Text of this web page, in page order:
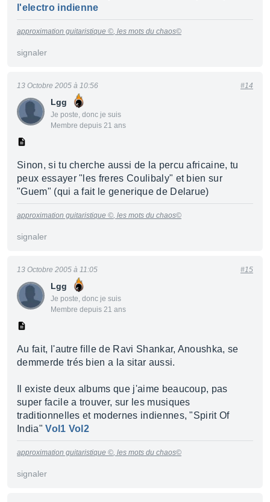
l'electro indienne
approximation guitaristique ©, les mots du chaos©
signaler
Lgg
Je poste, donc je suis
Membre depuis 21 ans
13 Octobre 2005 à 10:56 #14
Sinon, si tu cherche aussi de la percu africaine, tu
peux essayer "les freres Coulibaly" et bien sur
"Guem" (qui a fait le generique de Delarue)
approximation guitaristique ©, les mots du chaos©
signaler
Lgg
Je poste, donc je suis
Membre depuis 21 ans
13 Octobre 2005 à 11:05 #15
Au fait, l'autre fille de Ravi Shankar, Anoushka, se
demmerde trés bien a la sitar aussi.
Il existe deux albums que j'aime beaucoup, pas
super facile a trouver, sur les musiques
traditionnelles et modernes indiennes, "Spirit Of
India"Vol1 Vol2
approximation guitaristique ©, les mots du chaos©
signaler